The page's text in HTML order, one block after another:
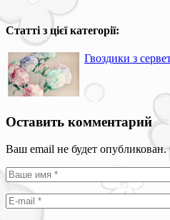
Статті з цієї категорії:
Гвоздики з
Оставить комментарий
Ваш email не будет